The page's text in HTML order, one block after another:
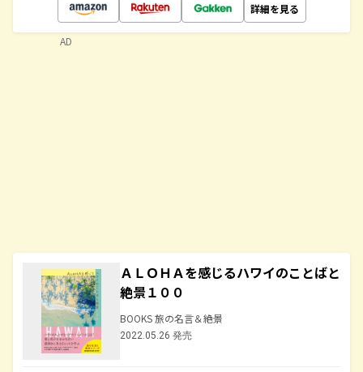
詳細を見る
ＡＬＯＨＡを感じるハワイのことばと
絶景１００
BOOKS 旅の名言＆絶景
2022.05.26 発売
AD